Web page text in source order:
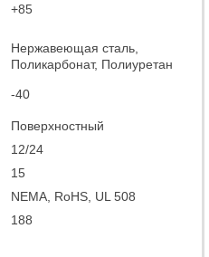
+85
Нержавеющая сталь,
Поликарбонат, Полиуретан
-40
Поверхностный
12/24
15
NEMA, RoHS, UL 508
188